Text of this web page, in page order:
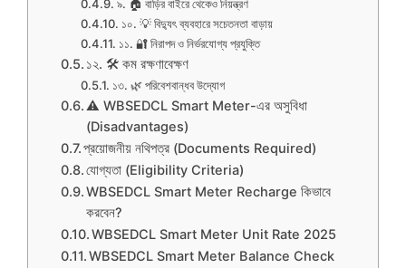
৯. 🏠 বাড়ির বাইরে থেকেও নিয়ন্ত্রণ
১০. 💡 বিদ্যুৎ ব্যবহারে সচেতনতা বাড়ায়
১১. 🔐 নিরাপদ ও নির্ভরযোগ্য প্রযুক্তি
১২. 🛠️ কম রক্ষণাবেক্ষণ
১৩. 🌿 পরিবেশবান্ধব উদ্যোগ
⚠️ WBSEDCL Smart Meter-এর অসুবিধা
(Disadvantages)
প্রয়োজনীয় নথিপত্র (Documents Required)
যোগ্যতা (Eligibility Criteria)
WBSEDCL Smart Meter Recharge কিভাবে
করবেন?
WBSEDCL Smart Meter Unit Rate 2025
WBSEDCL Smart Meter Balance Check